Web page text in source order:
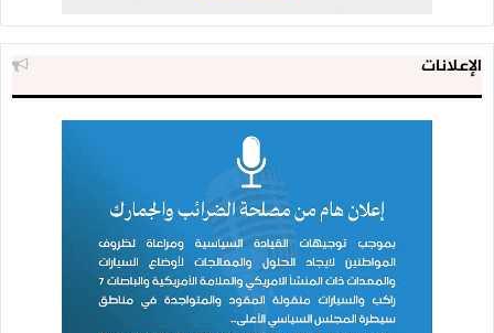
الإعلانات